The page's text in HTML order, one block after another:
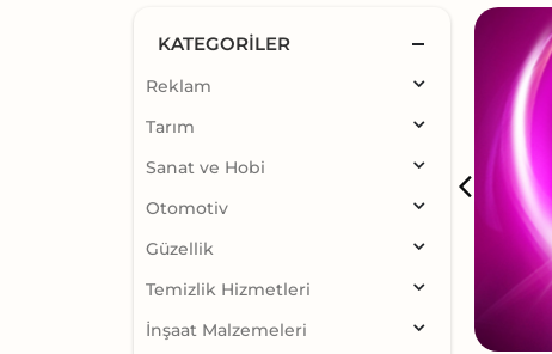
KATEGORILER
Reklam
Tarım
Sanat ve Hobi
Otomotiv
Güzellik
Temizlik Hizmetleri
İnşaat Malzemeleri